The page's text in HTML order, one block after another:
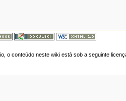
o conteúdo neste wiki está sob a seguinte